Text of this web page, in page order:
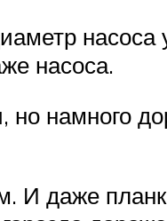
насоса
насоса.
но намного
И даже